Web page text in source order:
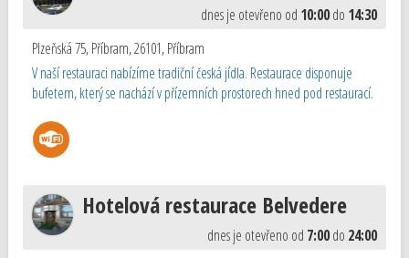
dnes je otevřeno od 10:00do 14:30
Plzeňská 75, Příbram, 26101,Příbram
V naší restauraci nabízíme tradiční česká jídla. Restaurace disponuje
bufetem, který se nachází v přízemních prostorech hned pod restaurací.
Hotelová restaurace Belvedere
dnes je otevřeno od 7:00do 24:00